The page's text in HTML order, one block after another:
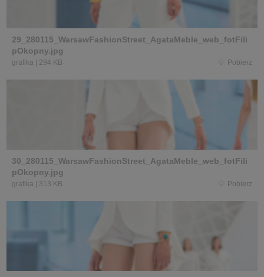
29_280115_WarsawFashionStreet_AgataMeble_web_fotFili
pOkopny.jpg
grafika 294 KB Pobierz
30_280115_WarsawFashionStreet_AgataMeble_web_fotFili
pOkopny.jpg
grafika 313 KB Pobierz